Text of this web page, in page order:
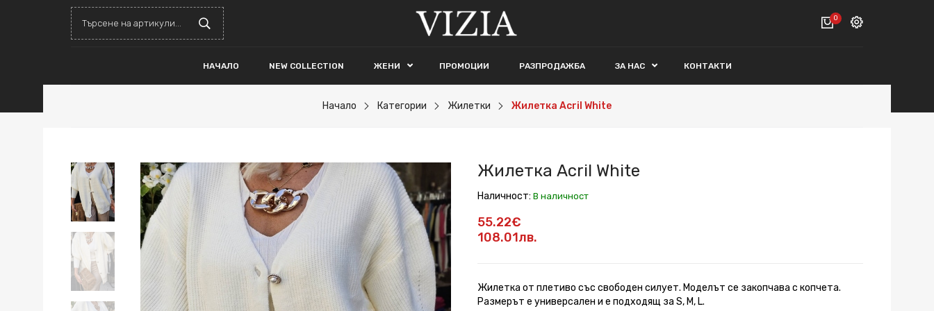
0
ВАШАТА КОЛИЧКА Е ПРАЗНА.
НАЧАЛО NEW COLLECTION ЖЕНИ ПРОМОЦИИ РАЗПРОДАЖБА ЗА НАС КОНТАКТИ
Начало Категории Жилетки Жилетка Acril White
Жилетка Acril White
Наличност: В наличност
55.22€
108.01лв.
Жилетка от плетиво със свободен силует. Моделът се закопчава с копчета.
Размерът е универсален и е подходящ за S, M, L.